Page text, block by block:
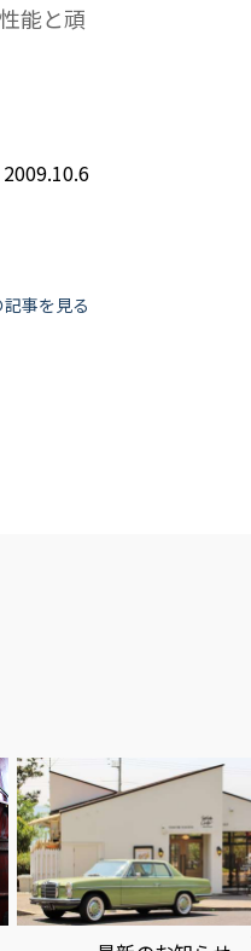
能と頑
2009.10.6
事を見る